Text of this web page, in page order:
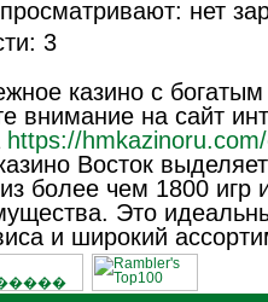
нет
3
казино с
внимание на сайт
https://
Восток
более чем 1800 игр
Это
и широкий